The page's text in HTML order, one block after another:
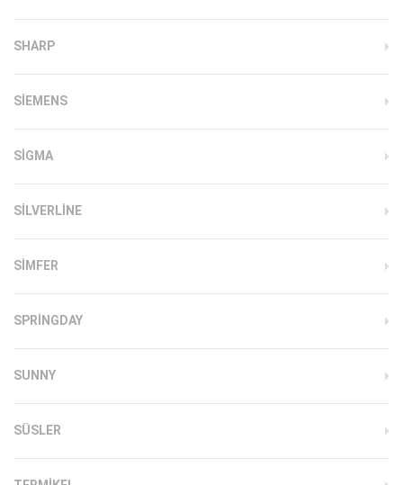
SHARP
SIEMENS
SIGMA
SILVERLINE
SIMFER
SPRINGDAY
SUNNY
SÜSLER